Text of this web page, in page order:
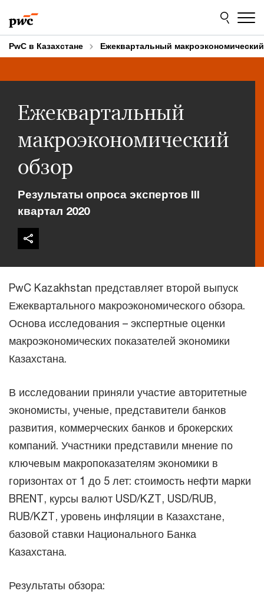
to
content
to
footer
PwC в Казахстане Ежеквартальный
Ежеквартальный
макроэкономический
обзор
Результаты опроса экспертов III
квартал 2020
PwC Kazakhstan представляет второй выпуск
Ежеквартального макроэкономического обзора.
Основа исследования – экспертные оценки
макроэкономических показателей экономики
Казахстана.
В исследовании приняли участие авторитетные
экономисты, ученые, представители банков
развития, коммерческих банков и брокерских
компаний. Участники представили мнение по
ключевым макропоказателям экономики в
горизонтах от 1 до 5 лет: стоимость нефти марки
BRENT, курсы валют USD/KZT, USD/RUB,
RUB/KZT, уровень инфляции в Казахстане,
базовой ставки Национального Банка
Казахстана.
Результаты обзора: